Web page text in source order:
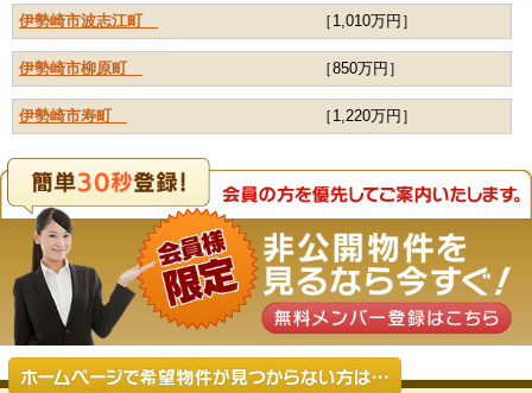
伊勢崎市波志江町 ［1,010万円］
伊勢崎市柳原町 ［850万円］
伊勢崎市寿町 ［1,220万円］